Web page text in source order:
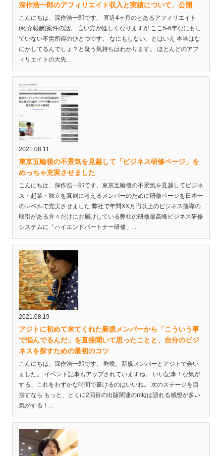
深作浩一郎のアフィリエイト収入と実績について、公開
こんにちは、深作浩一郎です。 直近4ヶ月のとあるアフィリエイト
(紹介報酬)案件の話。 言い方が怪しくなりますが ここ5-6年なにもし
ていない不労所得のひとつです。 なにもしない、とはいえ 本当はな
にかしてるんでしょ？と疑う気持ちはわかります。 ほとんどのアフ
ィリエイトの大先...
2021.08.11
東京五輪後の不景気を見越して「ビジネス研修ページ」を
めっちゃ充実させました
こんにちは、深作浩一郎です。東京五輪後の不景気を見越してビジネ
ス・起業・独立を真剣に考えるメンバーのために研修ページを日本一
のレベルで充実させました 弊社で年間XX万円以上のビジネス指導の
取引がある方々だけにお届けしている弊社の研修最高峰ビジネス研修
システムに「ハイエンドパートナー研修」...
2021.08.19
アジトに初めて来てくれた新規メンバーから「こういう事
で悩んでるんだ」を直接聞いて思ったことと、自分のビジ
ネスを探すための最初のコツ
こんにちは、深作浩一郎です。 昨晩、新規メンバーとアジトで会い
ました。 イベント記事もアップされていますね。 いい記事！な気が
する、これをわずかな時間で書けるのはいいね。 次のステージを目
指すなら もっと、とくに2回目の出版関連のmtgは語れる感想が多い
気がする！...